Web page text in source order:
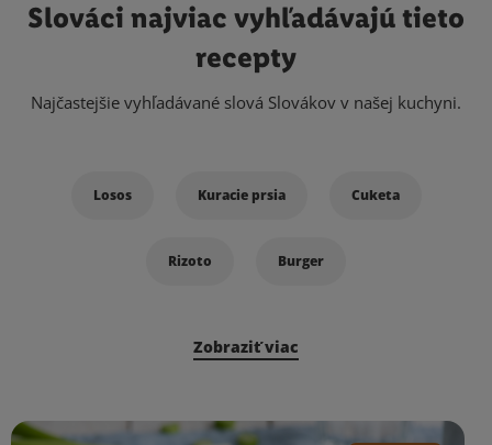
Slováci najviac vyhľadávajútieto
recepty
Najčastejšie vyhľadávané slová Slovákov v našej kuchyni.
Losos Kuracie prsia Cuketa
Rizoto Burger
Zobraziť viac